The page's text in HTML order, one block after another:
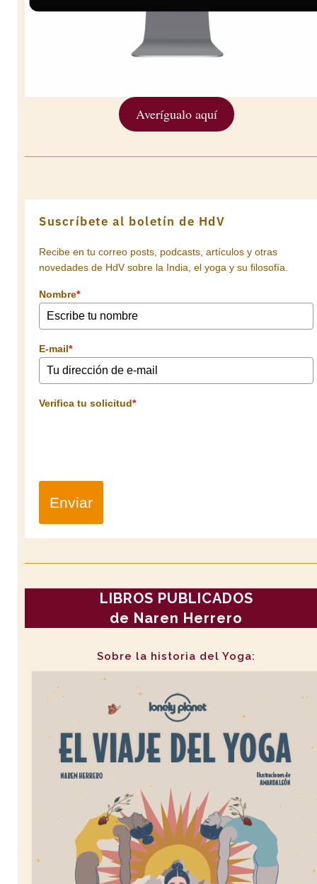
Averígualo aquí
Suscríbete al boletín de HdV
Recibe en tu correo posts, podcasts, artículos y otras
novedades de HdV sobre la India, el yoga y su filosofía.
Nombre*
E-mail*
Verifica tu solicitud*
Enviar
LIBROS PUBLICADOS
de Naren Herrero
Sobre la historia del Yoga: